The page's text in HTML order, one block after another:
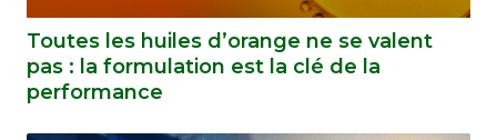
Toutes les huiles d’orange ne se valent
pas : la formulation est la clé de la
performance